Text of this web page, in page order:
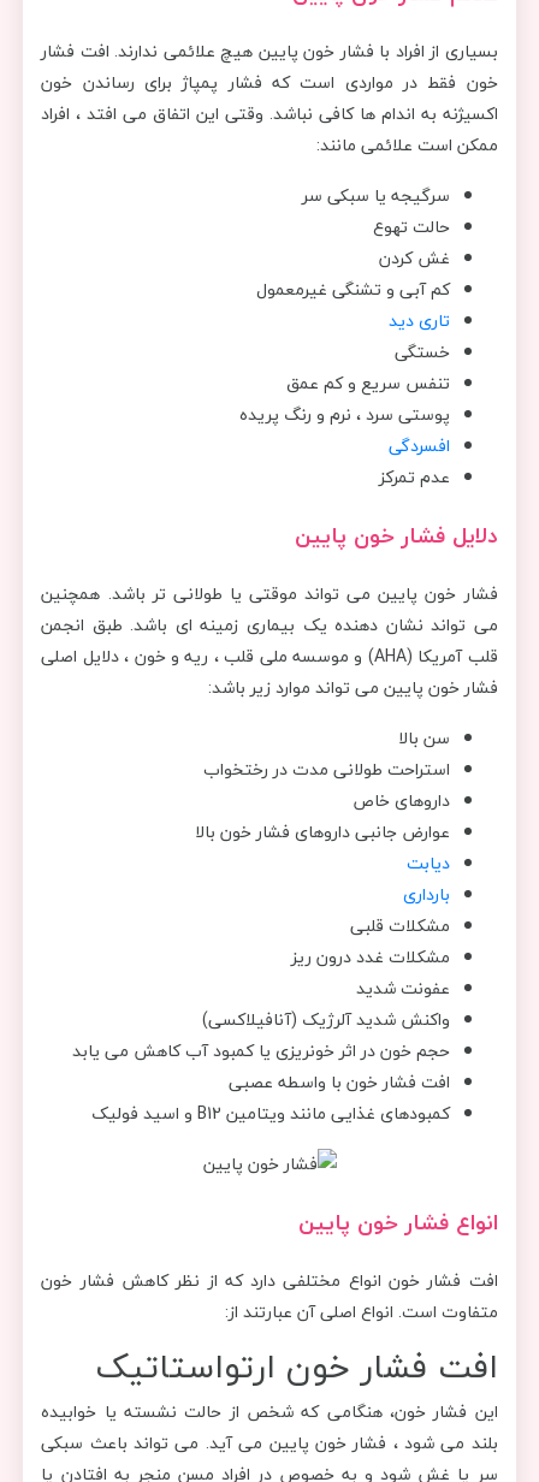
بسیاری از افراد با فشار خون پایین هیچ علائمی ندارند. افت فشار
خون فقط در مواردی است که فشار پمپاژ برای رساندن خون
اکسیژنه به اندام ها کافی نباشد. وقتی این اتفاق می افتد ، افراد
ممکن است علائمی مانند:
سرگیجه یا سبکی سر
حالت تهوع
غش کردن
کم آبی و تشنگی غیرمعمول
تاری دید
خستگی
تنفس سریع و کم عمق
پوستی سرد ، نرم و رنگ پریده
افسردگی
عدم تمرکز
دلایل فشار خون پایین
فشار خون پایین می تواند موقتی یا طولانی تر باشد. همچنین
می تواند نشان دهنده یک بیماری زمینه ای باشد. طبق انجمن
قلب آمریکا (AHA) و موسسه ملی قلب ، ریه و خون ، دلایل اصلی
فشار خون پایین می تواند موارد زیر باشد:
سن بالا
استراحت طولانی مدت در رختخواب
داروهای خاص
عوارض جانبی داروهای فشار خون بالا
دیابت
بارداری
مشکلات قلبی
مشکلات غدد درون ریز
عفونت شدید
واکنش شدید آلرژیک (آنافیلاکسی)
حجم خون در اثر خونریزی یا کمبود آب کاهش می یابد
افت فشار خون با واسطه عصبی
کمبودهای غذایی مانند ویتامین B12 و اسید فولیک
انواع فشار خون پایین
افت فشار خون انواع مختلفی دارد که از نظر کاهش فشار خون
متفاوت است. انواع اصلی آن عبارتند از:
افت فشار خون ارتواستاتیک
این فشار خون، هنگامی که شخص از حالت نشسته یا خوابیده
بلند می شود ، فشار خون پایین می آید. می تواند باعث سبکی
سر یا غش شود و به خصوص در افراد مسن منجر به افتادن یا